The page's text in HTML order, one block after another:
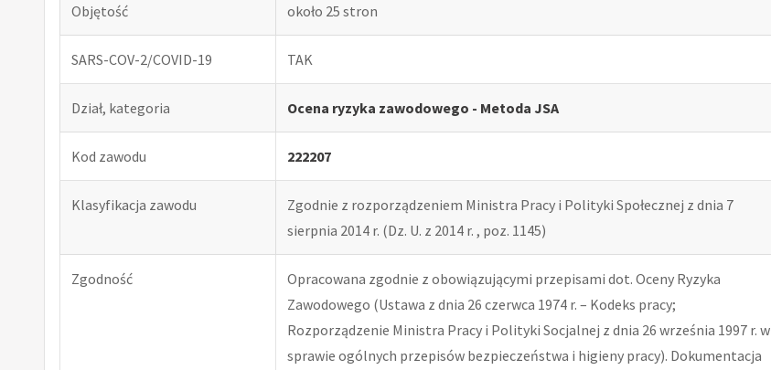
Objętość około 25 stron
SARS-COV-2/COVID-19 TAK
Dział, kategoria Ocena ryzyka zawodowego - Metoda JSA
Kod zawodu 222207
Klasyfikacja zawodu
Zgodnie z rozporządzeniem Ministra Pracy i Polityki Społecznej z dnia 7
sierpnia 2014 r. (Dz. U. z 2014 r. , poz. 1145)
Zgodność
Opracowana zgodnie z obowiązującymi przepisami dot. Oceny Ryzyka
Zawodowego (Ustawa z dnia 26 czerwca 1974 r. – Kodeks pracy;
Rozporządzenie Ministra Pracy i Polityki Socjalnej z dnia 26 września 1997 r. w
sprawie ogólnych przepisów bezpieczeństwa i higieny pracy). Dokumentacja